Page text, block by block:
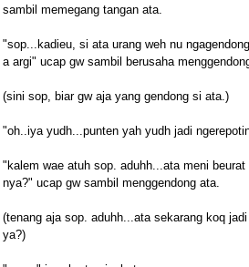
sambil memegang tangan ata.
"sop...kadieu, si ata urang weh nu
a argi" ucap gw sambil berusaha
(sini sop, biar gw aja yang gendong si ata.)
"oh..iya yudh...punten yah yudh jadi
"kalem wae atuh sop. aduhh...ata meni
nya?" ucap gw sambil menggendong ata.
(tenang aja sop. aduhh...ata sekarang koq
ya?)